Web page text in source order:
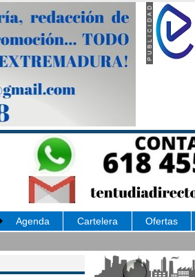
Agenda Cartelera Ofertas